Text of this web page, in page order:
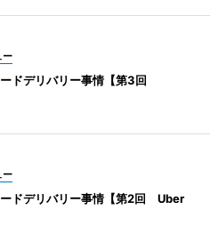
ー
ドデリバリー事情【第3回
ー
ドデリバリー事情【第2回 Uber